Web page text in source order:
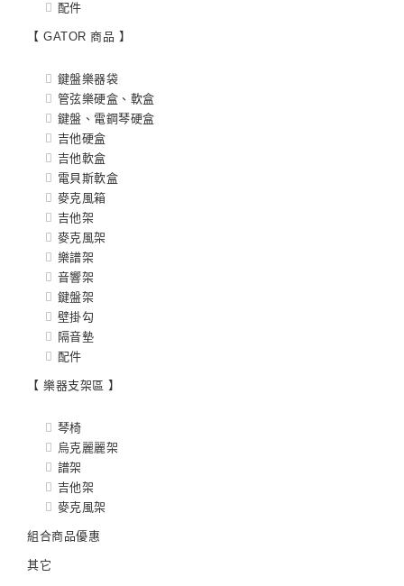
配件
【 GATOR 商品 】
鍵盤樂器袋
管弦樂硬盒、軟盒
鍵盤、電鋼琴硬盒
吉他硬盒
吉他軟盒
電貝斯軟盒
麥克風箱
吉他架
麥克風架
樂譜架
音響架
鍵盤架
壁掛勾
隔音墊
配件
【 樂器支架區 】
琴椅
烏克麗麗架
譜架
吉他架
麥克風架
組合商品優惠
其它